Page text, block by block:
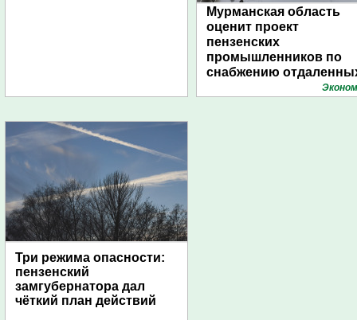
Мурманская область
оценит проект
пензенских
промышленников по
снабжению
поселений с помощью
Три режима опасности:
пензенский
замгубернатора дал
чёткий план действий